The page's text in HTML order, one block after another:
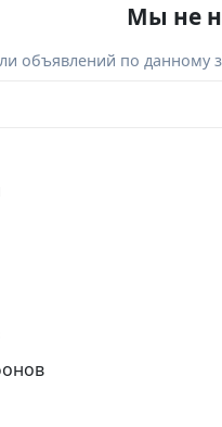
Мы не
по данному